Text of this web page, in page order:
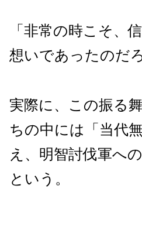
「非常の時こそ、
想いであったのだ
実際に、この振る
ちの中には「当代
え、明智討伐軍へ
という。